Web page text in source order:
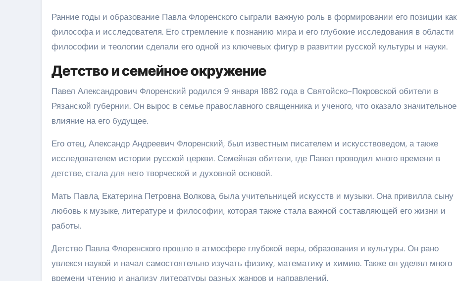
Ранние годы и образование Павла Флоренского сыграли важную роль в формировании его позиции как
философа и исследователя. Его стремление к познанию мира и его глубокие исследования в области
философии и теологии сделали его одной из ключевых фигур в развитии русской культуры и науки.
Детство и семейное окружение
Павел Александрович Флоренский родился 9 января 1882 года в Святойско-Покровской обители в
Рязанской губернии. Он вырос в семье православного священника и ученого, что оказало значительное
влияние на его будущее.
Его отец, Александр Андреевич Флоренский, был известным писателем и искусствоведом, а также
исследователем истории русской церкви. Семейная обители, где Павел проводил много времени в
детстве, стала для него творческой и духовной основой.
Мать Павла, Екатерина Петровна Волкова, была учительницей искусств и музыки. Она привилла сыну
любовь к музыке, литературе и философии, которая также стала важной составляющей его жизни и
работы.
Детство Павла Флоренского прошло в атмосфере глубокой веры, образования и культуры. Он рано
увлекся наукой и начал самостоятельно изучать физику, математику и химию. Также он уделял много
времени чтению и анализу литературы разных жанров и направлений.